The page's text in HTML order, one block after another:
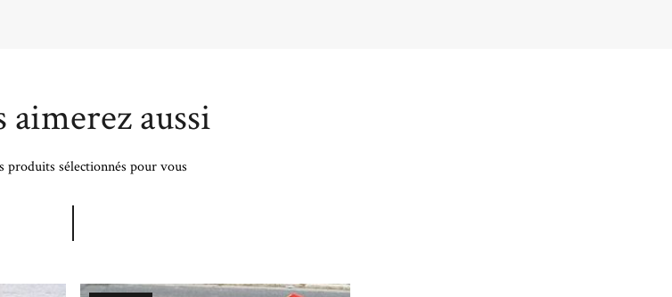
aimerez aussi
produits sélectionnés pour vous